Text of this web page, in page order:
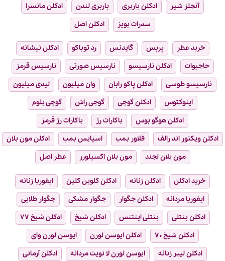
آنجلز شیر
ادکلن باربری باربری لندن
ادکلن مانسرا
سدرات بویز
ادکلن اصل
خرید عطر پرپس گایدنس رد توباکو
ادکلن نیشانه
حاجیوات
ادکلن نارسیسو نارسیس صورتی
نارسیس قرمز
نارسیسو طوسی
ادکلن پاکو رابان وان میلیون
لیدی میلیون
اینوکتوس
ادکلن گوچی گوچی راش
گوچی بلوم
ادکلن هوگو بوس
باکارات رژ
باکارات رژ قرمز
ادکلن ویکتور اند رالف
فلاور بمب اسپایس بمب
ادکلن مون بلان
مون بلان لجند
مون بلان اکسپلورر عطر اصل
خرید ادکلن ادکلن زنانه ادکلن کلوین کلین
ایفوریا زنانه
ایفوریا مردانه
ادکلن جگوار جگوار مشکی
جگوار طلایی
ادکلن بنتلی
بنتلی اینتنس ادکلن شیخ
ادکلن شیخ ۷۷
ادکلن شیخ ۷۰
ادکلن ایوسن لورن
ایوسن لورن وای
ادکلن لیبر زنانه
ایوسن لورن لا نویت مردانه
ادکلن آرمانی